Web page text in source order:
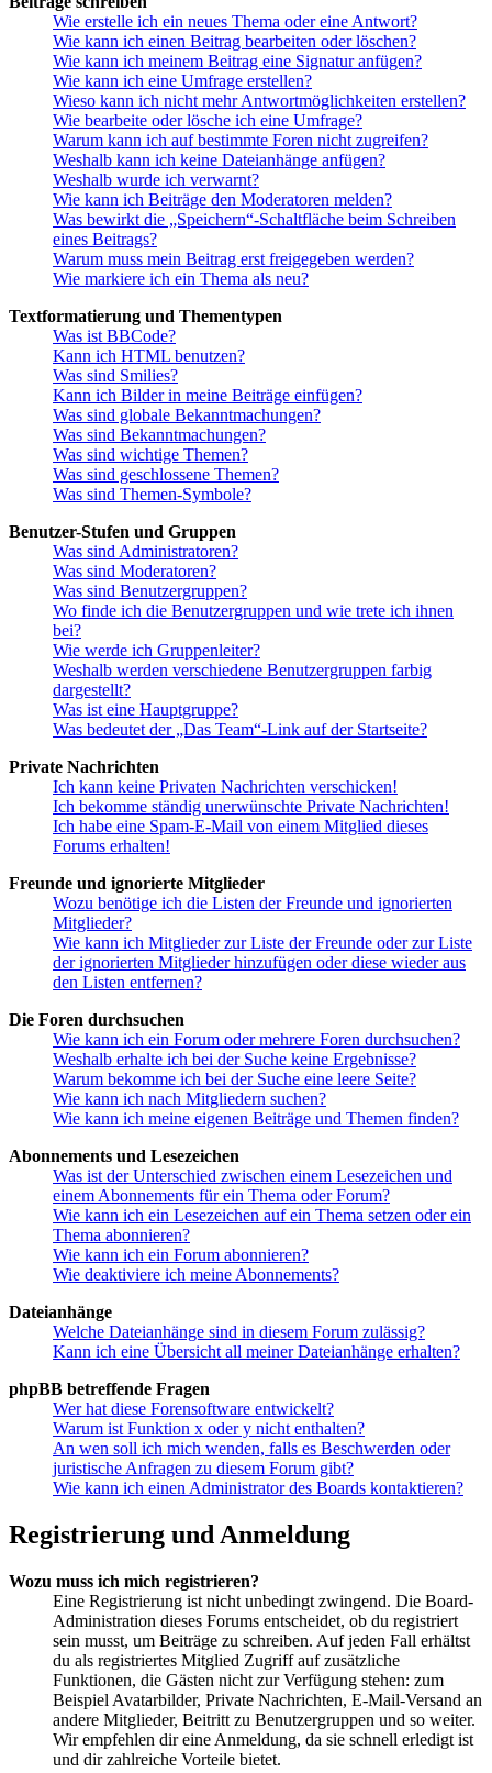
Wie erstelle ich ein neues Thema oder eine Antwort?
Wie kann ich einen Beitrag bearbeiten oder löschen?
Wie kann ich meinem Beitrag eine Signatur anfügen?
Wie kann ich eine Umfrage erstellen?
Wieso kann ich nicht mehr Antwortmöglichkeiten erstellen?
Wie bearbeite oder lösche ich eine Umfrage?
Warum kann ich auf bestimmte Foren nicht zugreifen?
Weshalb kann ich keine Dateianhänge anfügen?
Weshalb wurde ich verwarnt?
Wie kann ich Beiträge den Moderatoren melden?
Was bewirkt die „Speichern“-Schaltfläche beim Schreiben
eines Beitrags?
Warum muss mein Beitrag erst freigegeben werden?
Wie markiere ich ein Thema als neu?
Textformatierung und Thementypen
Was ist BBCode?
Kann ich HTML benutzen?
Was sind Smilies?
Kann ich Bilder in meine Beiträge einfügen?
Was sind globale Bekanntmachungen?
Was sind Bekanntmachungen?
Was sind wichtige Themen?
Was sind geschlossene Themen?
Was sind Themen-Symbole?
Benutzer-Stufen und Gruppen
Was sind Administratoren?
Was sind Moderatoren?
Was sind Benutzergruppen?
Wo finde ich die Benutzergruppen und wie trete ich ihnen
bei?
Wie werde ich Gruppenleiter?
Weshalb werden verschiedene Benutzergruppen farbig
dargestellt?
Was ist eine Hauptgruppe?
Was bedeutet der „Das Team“-Link auf der Startseite?
Private Nachrichten
Ich kann keine Privaten Nachrichten verschicken!
Ich bekomme ständig unerwünschte Private Nachrichten!
Ich habe eine Spam-E-Mail von einem Mitglied dieses
Forums erhalten!
Freunde und ignorierte Mitglieder
Wozu benötige ich die Listen der Freunde und ignorierten
Mitglieder?
Wie kann ich Mitglieder zur Liste der Freunde oder zur Liste
der ignorierten Mitglieder hinzufügen oder diese wieder aus
den Listen entfernen?
Die Foren durchsuchen
Wie kann ich ein Forum oder mehrere Foren durchsuchen?
Weshalb erhalte ich bei der Suche keine Ergebnisse?
Warum bekomme ich bei der Suche eine leere Seite?
Wie kann ich nach Mitgliedern suchen?
Wie kann ich meine eigenen Beiträge und Themen finden?
Abonnements und Lesezeichen
Was ist der Unterschied zwischen einem Lesezeichen und
einem Abonnements für ein Thema oder Forum?
Wie kann ich ein Lesezeichen auf ein Thema setzen oder ein
Thema abonnieren?
Wie kann ich ein Forum abonnieren?
Wie deaktiviere ich meine Abonnements?
Dateianhänge
Welche Dateianhänge sind in diesem Forum zulässig?
Kann ich eine Übersicht all meiner Dateianhänge erhalten?
phpBB betreffende Fragen
Wer hat diese Forensoftware entwickelt?
Warum ist Funktion x oder y nicht enthalten?
An wen soll ich mich wenden, falls es Beschwerden oder
juristische Anfragen zu diesem Forum gibt?
Wie kann ich einen Administrator des Boards kontaktieren?
Registrierung und Anmeldung
Wozu muss ich mich registrieren?
Eine Registrierung ist nicht unbedingt zwingend. Die Board-
Administration dieses Forums entscheidet, ob du registriert
sein musst, um Beiträge zu schreiben. Auf jeden Fall erhältst
du als registriertes Mitglied Zugriff auf zusätzliche
Funktionen, die Gästen nicht zur Verfügung stehen: zum
Beispiel Avatarbilder, Private Nachrichten, E-Mail-Versand an
andere Mitglieder, Beitritt zu Benutzergruppen und so weiter.
Wir empfehlen dir eine Anmeldung, da sie schnell erledigt ist
und dir zahlreiche Vorteile bietet.